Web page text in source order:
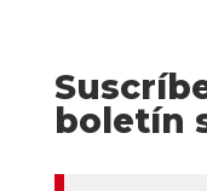
boletín